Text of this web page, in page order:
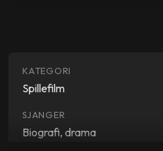
KATEGORI
Spillefilm
SJANGER
Biografi, drama